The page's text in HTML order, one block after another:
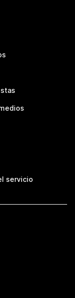
servicio